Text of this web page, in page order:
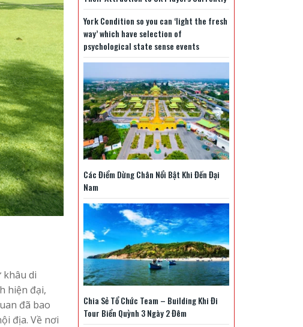
di
hiện đại,
đã bao
địa. Về nơi
York Condition so you can ‘light the fresh
way’ which have selection of
psychological state sense events
Các Điểm Dừng Chân Nổi Bật Khi Đến Đại
Nam
Chia Sẻ Tổ Chức Team – Building Khi Đi
Tour Biển Quỳnh 3 Ngày 2 Đêm